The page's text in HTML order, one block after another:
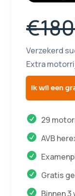
Verzekerd
Extra
Ik wil een
29
AVB
Gratis
Binnen